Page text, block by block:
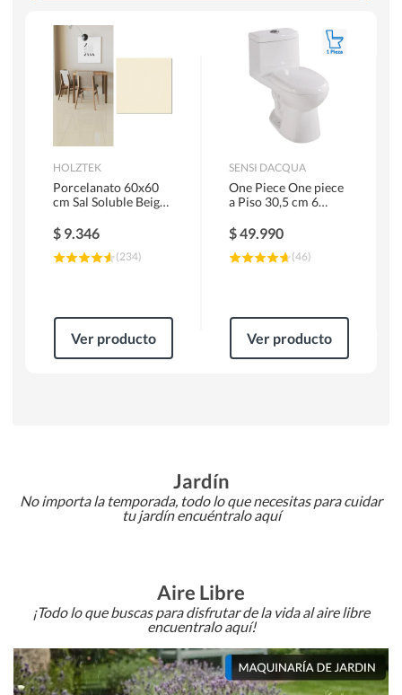
WC y Sanitarios
Pisos Flotantes y Laminados
Pinturas
HOLZTEK
Porcelanato 60x60
cm Sal Soluble Beige
$ 9.346
(234)
Ver producto
SENSI DACQUA
One Piece One piece
a Piso 30,5 cm 6
$49.990
(46)
Ver producto
Jardín
No importa la temporada, todo lo que necesitas para cuidar
tu jardín encuéntralo aquí
Aire Libre
¡Todo lo que buscas para disfrutar de la vida al aire libre
encuentralo aquí!